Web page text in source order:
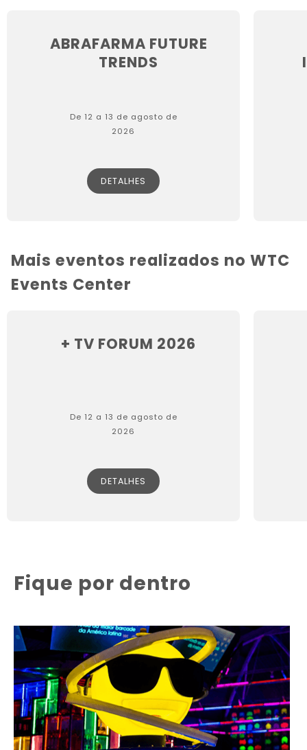
ABRAFARMA FUTURE
TRENDS
De 12 a 13 de agosto de
2026
DETALHES
Mais eventos realizados no WTC
Events Center
+ TV FORUM 2026
De 12 a 13 de agosto de
2026
DETALHES
Fique por dentro